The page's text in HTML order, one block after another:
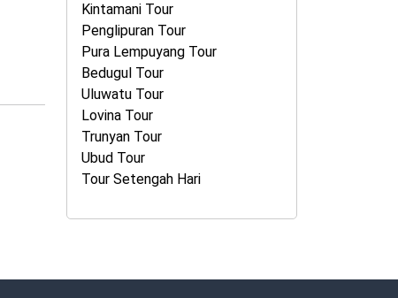
Kintamani Tour
Penglipuran Tour
Pura Lempuyang Tour
Bedugul Tour
Uluwatu Tour
Lovina Tour
Trunyan Tour
Ubud Tour
Tour Setengah Hari